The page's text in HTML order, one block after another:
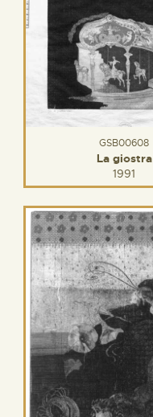
GSB00608
La giostra
1991